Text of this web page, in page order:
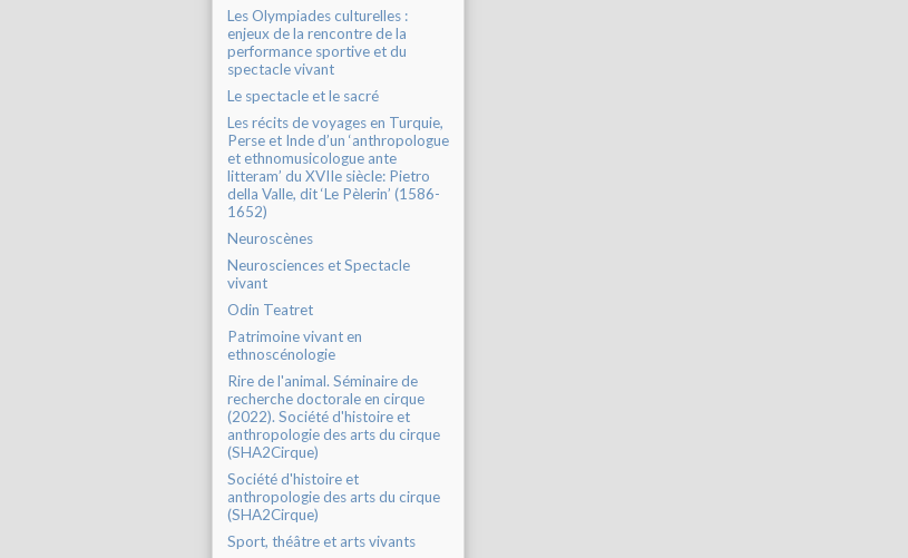
Les Olympiades culturelles :
enjeux de la rencontre de la
performance sportive et du
spectacle vivant
Le spectacle et le sacré
Les récits de voyages en Turquie,
Perse et Inde d’un ‘anthropologue
et ethnomusicologue ante
litteram’ du XVIIe siècle: Pietro
della Valle, dit ‘Le Pèlerin’ (1586-
1652)
Neuroscènes
Neurosciences et Spectacle
vivant
Odin Teatret
Patrimoine vivant en
ethnoscénologie
Rire de l'animal. Séminaire de
recherche doctorale en cirque
(2022). Société d'histoire et
anthropologie des arts du cirque
(SHA2Cirque)
Société d'histoire et
anthropologie des arts du cirque
(SHA2Cirque)
Sport, théâtre et arts vivants